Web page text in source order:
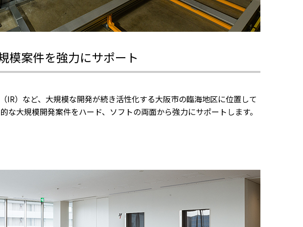
模案件を強力にサポート
IR）など、大規模な開発が続き活性化する大阪市の臨海地区に位置して
な大規模開発案件をハード、ソフトの両面から強力にサポートします。